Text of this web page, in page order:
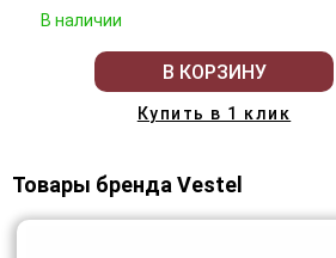
В наличии
В КОРЗИНУ
Купить в 1 клик
Товары бренда Vestel